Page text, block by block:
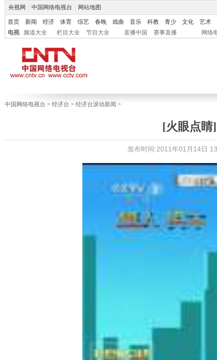
央视网 中国网络电视台 网站地图
首页 新闻 经济 体育 综艺 春晚 戏曲 音乐 科教 青少 文化
艺术
电视
频道大全 栏目大全 节目大全 直播中国 赛事直播 网络
中国网络电视台 > 经济台 > 经济台滚动新闻 >
[火眼点睛
发布时间:2011年01月14日